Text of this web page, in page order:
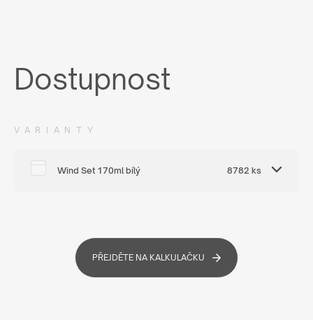
Dostupnost
VARIANTY
Wind Set 170ml bílý 8782 ks
PŘEJDĚTE NA KALKULAČKU